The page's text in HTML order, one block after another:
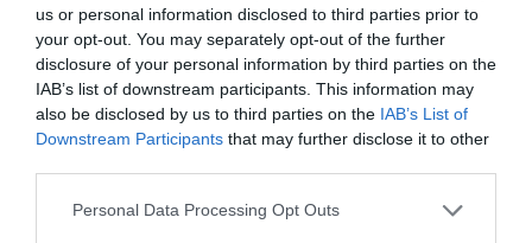
us or personal information disclosed to third parties prior to
your opt-out. You may separately opt-out of the further
disclosure of your personal information by third parties on the
IAB’s list of downstream participants. This information may
also be disclosed by us to third parties on the IAB’s List of
Downstream Participants that may further disclose it to other
Personal Data Processing Opt Outs
Μελίτα Παλάντζα
«Εύκολο και ωραίο ήταν το θέμα της έκθεσης.
Άλλωστε, νομίζω, ήταν και λίγο αναμενόμενο κάτι
σχετικό με τη μοναξιά, όπως και η υπογεννητικότητα.
Μέσα στο κείμενο έμπλεκαν το ένα με το άλλο, αλλά
δεν ήταν κάτι που με δυσκόλεψε. Αυτό που ζητούσε,